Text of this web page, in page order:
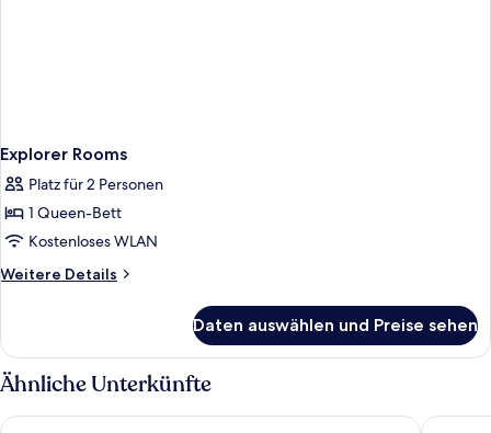
Explorer Rooms
Platz für 2 Personen
1 Queen-Bett
Kostenloses WLAN
Weitere Details
Weitere
Rooms
Daten auswählen und Preise sehen
Ähnliche Unterkünfte
Oakwood PIK Jakarta